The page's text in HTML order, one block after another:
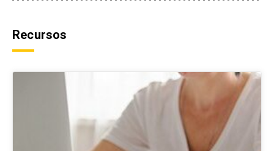
Recursos